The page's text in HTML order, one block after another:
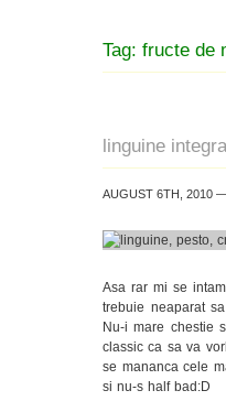
Tag: fructe de
linguine
AUGUST 6TH, 2010
Asa rar mi se
trebuie neaparat
Nu-i mare chestie
classic ca sa va
se mananca cele
si nu-s half bad:D